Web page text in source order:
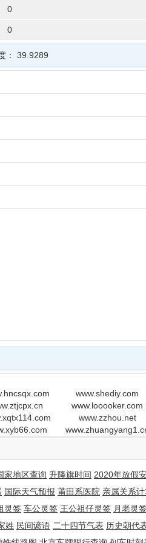
0
0
： 39.9289
www.shediy.com
www.looooker.com
www.zzhou.net
家地区查询 升降旗时间 2020年放假
国际天气预报 莆田系医院 亲属关系
灵签 车公灵签 王公祖仔灵签 月老灵
姓 民间谚语 二十四节气表 历史朝代